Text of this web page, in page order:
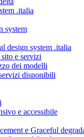
.italia
system
design system .italia
e servizi
dei modelli
disponibili
e accessibile
e Graceful